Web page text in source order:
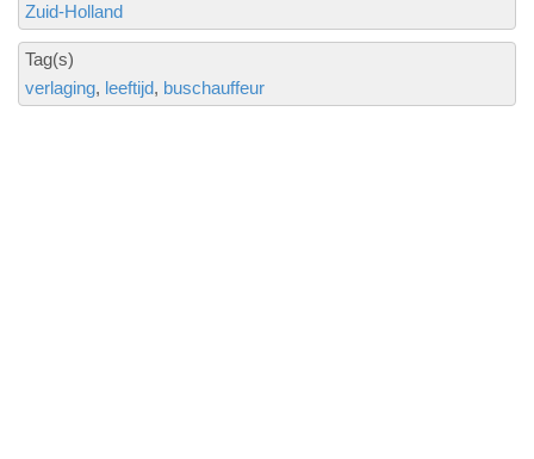
Zuid-Holland
Tag(s)
verlaging leeftijd buschauffeur